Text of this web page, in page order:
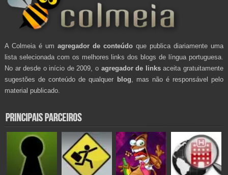
A Colmeia é um agregador de conteúdo que publica diariamente uma
lista selecionada com os melhores links dos blogs de língua portuguesa.
No ar desde o início de 2009, o agregador de linksaceita gratuitamente
sugestões de conteúdo de qualquer blog , mas não é responsável pelo
material publicado.